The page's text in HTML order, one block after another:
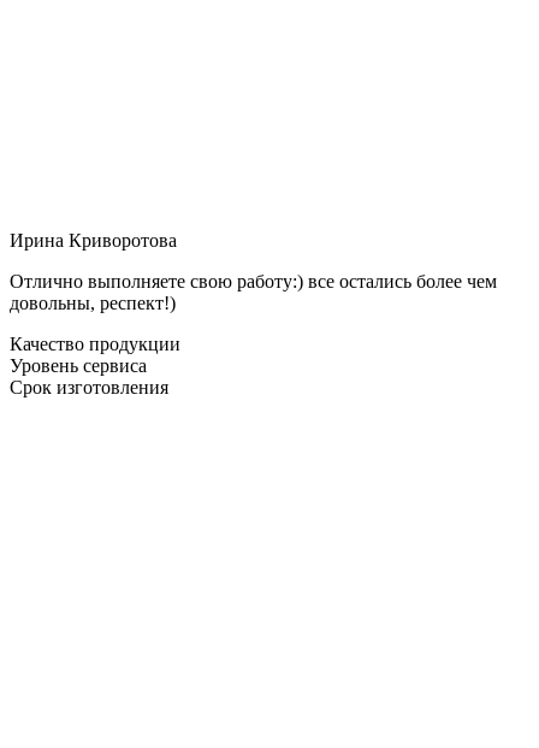
Ирина Криворотова
Отлично выполняете свою работу:) все остались более чем
довольны, респект!)
Качество продукции
Уровень сервиса
Срок изготовления